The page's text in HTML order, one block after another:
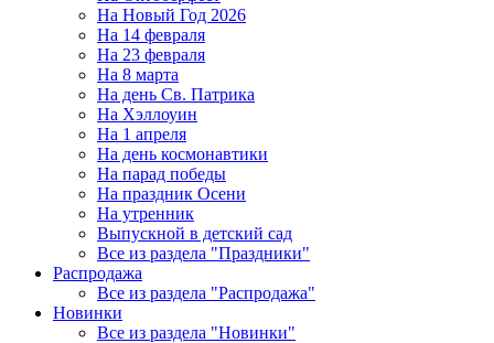
На Новый Год 2026
На 14 февраля
На 23 февраля
На 8 марта
На день Св. Патрика
На Хэллоуин
На 1 апреля
На день космонавтики
На парад победы
На праздник Осени
На утренник
Выпускной в детский сад
Все из раздела "Праздники"
Распродажа
Все из раздела "Распродажа"
Новинки
Все из раздела "Новинки"